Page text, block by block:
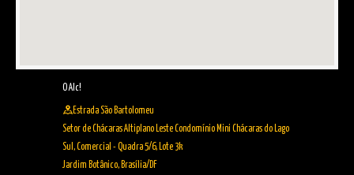
O Alc!
Estrada São Bartolomeu
Setor de Chácaras Altiplano Leste Condomínio Mini Chácaras do Lago
Sul, Comercial - Quadra 5/6, Lote 3k
Jardim Botânico, Brasília/DF